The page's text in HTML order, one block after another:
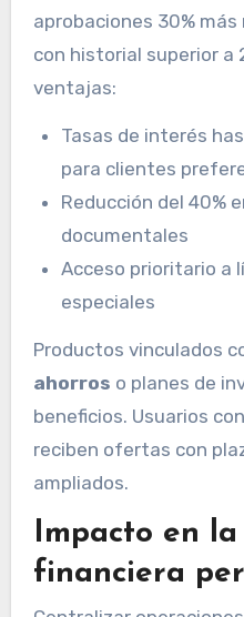
aprobaciones 30%
con historial superior a
ventajas:
Tasas de interés
para clientes
Reducción del 40%
documentales
Acceso prioritario a
especiales
Productos vinculados
ahorros o planes de
beneficios. Usuarios
reciben ofertas con
ampliados.
Impacto en
financiera